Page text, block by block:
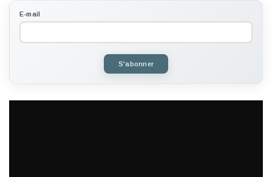
E-mail
S'abonner